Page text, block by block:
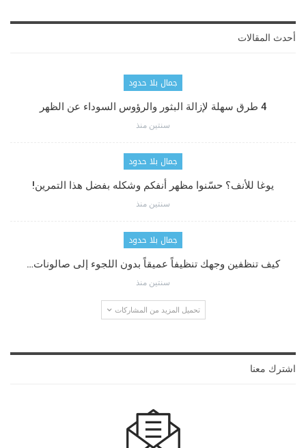
أحدث المقالات
جمال بلا حدود
4 طرق سهلة لإزالة البثور والرؤوس السوداء عن الظهر
سنتين منذ
جمال بلا حدود
يوغا للأنف؟ حسّنوا مظهر أنفكم وشكله بفضل هذا التمرين!
سنتين منذ
جمال بلا حدود
كيف تنظفين وجهك تنظيفاً عميقاً بدون اللجوء إلى صالونات…
سنتين منذ
تحميل المزيد من المشاركات
اشترك معنا